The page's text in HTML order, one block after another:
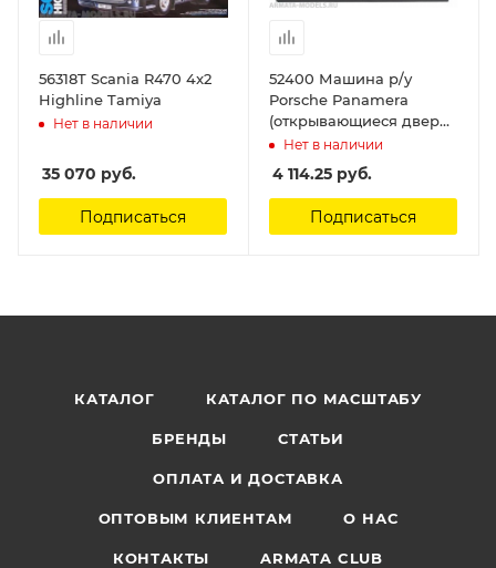
56318T Scania R470 4x2
Highline Tamiya
Нет в наличии
35 070 руб.
Подписаться
52400 Машина р/у
Porsche Panamera
(открывающиеся двери,
работает от
аккумулятора) Rastar
Нет в наличии
4 114.25 руб.
Подписаться
КАТАЛОГ КАТАЛОГ ПО МАСШТАБУ
БРЕНДЫ СТАТЬИ
ОПЛАТА И ДОСТАВКА
ОПТОВЫМ КЛИЕНТАМ О НАС
КОНТАКТЫ ARMATA CLUB